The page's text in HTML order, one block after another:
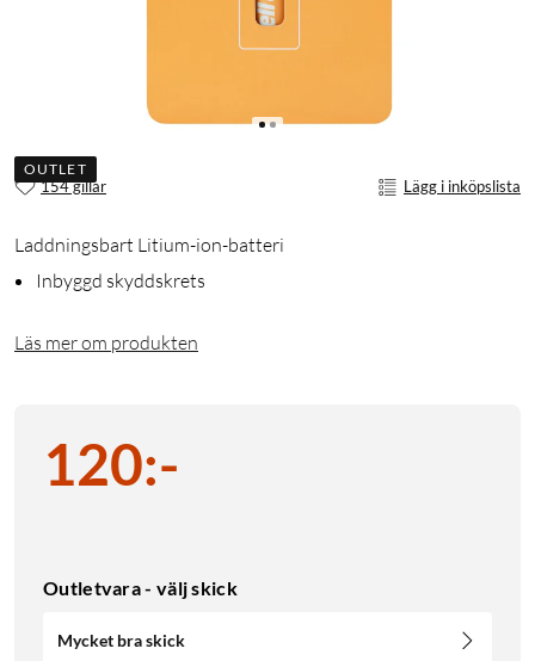
OUTLET
154 gillar Lägg i inköpslista
Laddningsbart Litium-ion-batteri
Inbyggd skyddskrets
Läs mer om produkten
120:-
Outletvara - välj skick
Mycket bra skick